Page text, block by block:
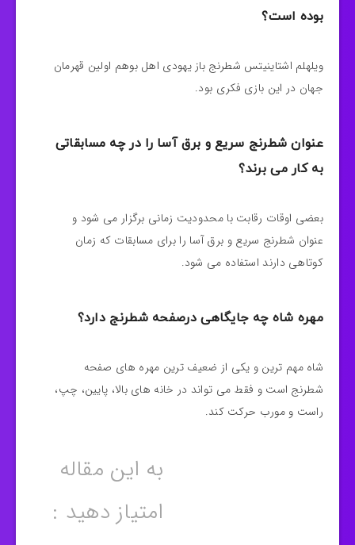
بوده است؟
ویلهلم اشتاینیتس شطرنج باز یهودی اهل بوهم اولین قهرمان
جهان در این بازی فکری بود.
عنوان شطرنج سریع و برق آسا را در چه مسابقاتی
به کار می برند؟
بعضی اوقات رقابت با محدودیت زمانی برگزار می شود و
عنوان شطرنج سریع و برق آسا را برای مسابقات که زمان
کوتاهی دارند استفاده می‌ شود.
مهره شاه چه جایگاهی درصفحه شطرنج دارد؟
شاه مهم ترین و یکی از ضعیف ترین مهره های صفحه
شطرنج است و فقط می‌ تواند در خانه های بالا، پایین، چپ،
راست و مورب حرکت کند.
به این مقاله
امتیاز دهید :